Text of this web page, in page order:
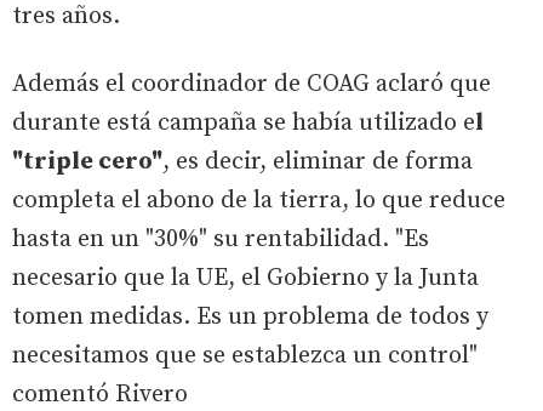
tres años.
Además el coordinador de COAG aclaró que
durante está campaña se había utilizado el
"triple cero", es decir, eliminar de forma
completa el abono de la tierra, lo que reduce
hasta en un "30%" su rentabilidad. "Es
necesario que la UE, el Gobierno y la Junta
tomen medidas. Es un problema de todos y
necesitamos que se establezca un control"
comentó Rivero